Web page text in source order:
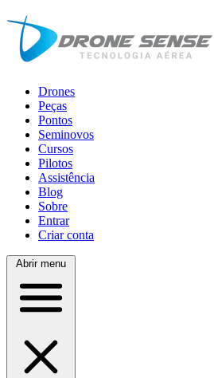
Drones
Peças
Pontos
Seminovos
Cursos
Pilotos
Assistência
Blog
Sobre
Entrar
Criar conta
Abrir menu